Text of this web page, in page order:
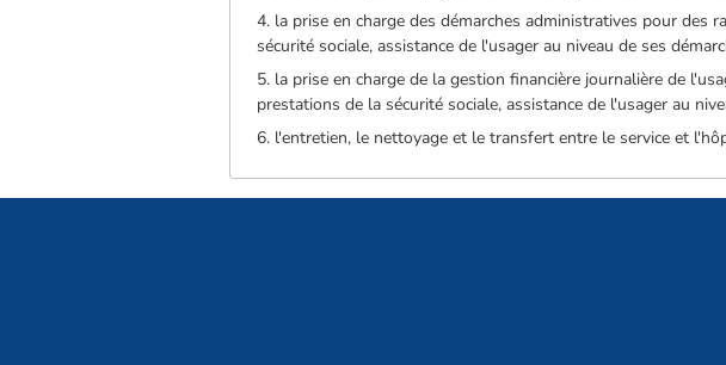
4. la prise en charge des démarches administratives pour des
sécurité sociale, assistance de l'usager au niveau de ses
5. la prise en charge de la gestion financière journalière de
prestations de la sécurité sociale, assistance de l'usager au
6. l'entretien, le nettoyage et le transfert entre le service et